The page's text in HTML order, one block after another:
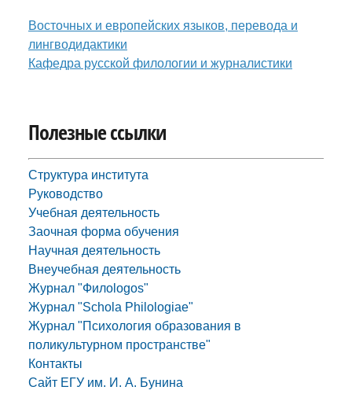
Восточных и европейских языков, перевода и
лингводидактики
Кафедра русской филологии и журналистики
Полезные ссылки
Структура института
Руководство
Учебная деятельность
Заочная форма обучения
Научная деятельность
Внеучебная деятельность
Журнал "Филоlogos"
Журнал "Schola Philologiae"
Журнал "Психология образования в
поликультурном пространстве"
Контакты
Сайт ЕГУ им. И. А. Бунина